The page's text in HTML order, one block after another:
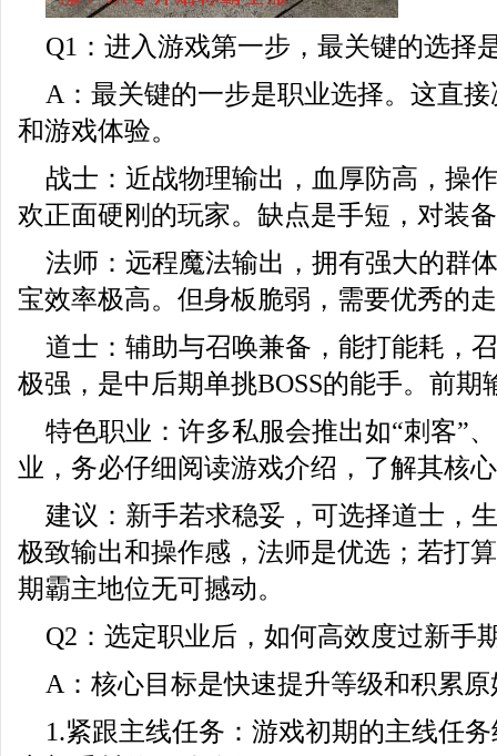
Q1：进入游戏第一步，最关键的选择
A：最关键的一步是职业选择。这直
和游戏体验。
战士：近战物理输出，血厚防高，操
欢正面硬刚的玩家。缺点是手短，对装
法师：远程魔法输出，拥有强大的群
宝效率极高。但身板脆弱，需要优秀的
道士：辅助与召唤兼备，能打能耗，
极强，是中后期单挑BOSS的能手。前期
特色职业：许多私服会推出如“刺客”
业，务必仔细阅读游戏介绍，了解其核
建议：新手若求稳妥，可选择道士，
极致输出和操作感，法师是优选；若打
期霸主地位无可撼动。
Q2：选定职业后，如何高效度过新手
A：核心目标是快速提升等级和积累
1.紧跟主线任务：游戏初期的主线任